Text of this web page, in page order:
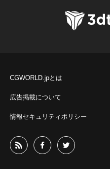
CGWORLD.jpとは
広告掲載について
情報セキュリティポリシー